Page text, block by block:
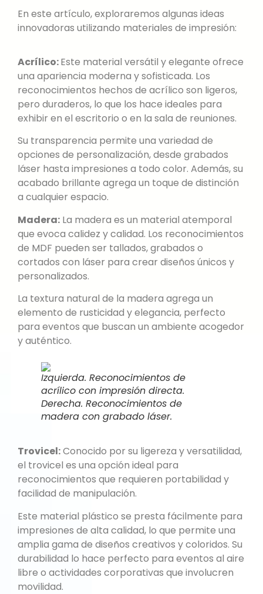
En este artículo, exploraremos algunas ideas
innovadoras utilizando materiales de impresión:
Acrílico:Este material versátil y elegante ofrece
una apariencia moderna y sofisticada. Los
reconocimientos hechos de acrílico son ligeros,
pero duraderos, lo que los hace ideales para
exhibir en el escritorio o en la sala de reuniones.
Su transparencia permite una variedad de
opciones de personalización, desde grabados
láser hasta impresiones a todo color. Además, su
acabado brillante agrega un toque de distinción
a cualquier espacio.
Madera: La madera es un material atemporal
que evoca calidez y calidad. Los reconocimientos
de MDF pueden ser tallados, grabados o
cortados con láser para crear diseños únicos y
personalizados.
La textura natural de la madera agrega un
elemento de rusticidad y elegancia, perfecto
para eventos que buscan un ambiente acogedor
y auténtico.
Izquierda. Reconocimientos de
acrílico con impresión directa.
Derecha. Reconocimientos de
madera con grabado láser.
Trovicel:Conocido por su ligereza y versatilidad,
el trovicel es una opción ideal para
reconocimientos que requieren portabilidad y
facilidad de manipulación.
Este material plástico se presta fácilmente para
impresiones de alta calidad, lo que permite una
amplia gama de diseños creativos y coloridos. Su
durabilidad lo hace perfecto para eventos al aire
libre o actividades corporativas que involucren
movilidad.